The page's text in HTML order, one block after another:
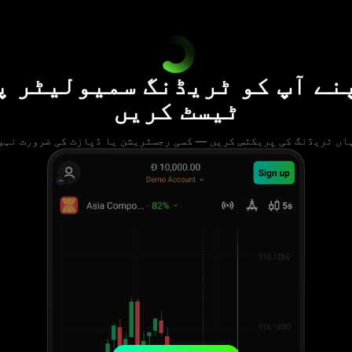
آپ کو ٹریڈنگ سمیولیٹر
ٹیسٹ کریں
ٹریڈنگ کی پریکٹس کریں — کسی رجسٹریشن یا ڈپازٹ کی ضرورت